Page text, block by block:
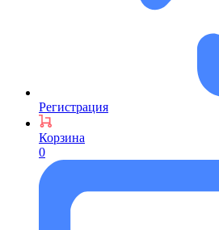
Регистрация
Корзина
0